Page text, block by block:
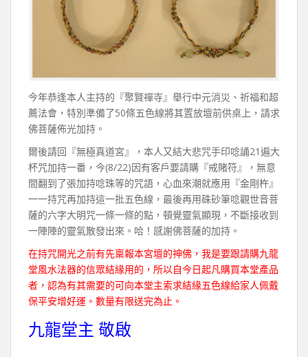
今年恭逢本人主持的『聚賢禪寺』舉行中元消災、祈福和超
薦法會，特別準備了50條五色線將其置放壇前供桌上，請求
佛菩薩佈光加持。
爾後請回『無極真道宮』，本人又結大悲咒手印唸誦21遍大
杯咒加持一番，今(8/22)因有客戶要請購『戒賭符』，無意
間翻到了張加持唸珠等的咒語，心血來潮就應用『金剛杵』
一一持咒再加持這一批五色線，最後再用硃砂筆唸觀世音菩
薩的六字大明咒一條一條的點，頓覺靈氣顯現，不斷接收到
一陣陣的靈氣散發出來。哈！感謝佛菩薩的加持。
在持咒開光之前有先稟報本宮壇的神佛，我是要跟請購九龍
堂風水法器的信眾結緣用的，所以自今日起凡購買本堂產品
者，認為有其需要的可向本堂主索求結緣五色線給家人佩戴
保平安增好運。數量有限送完為止。
九龍堂主 敬啟